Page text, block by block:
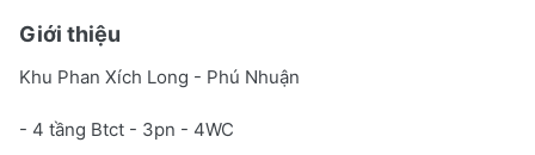
Giới thiệu
Khu Phan Xích Long - Phú Nhuận
- 4 tầng Btct - 3pn - 4WC